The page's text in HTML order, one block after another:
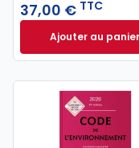
37,00 € TTC
Ajouter au panier
Code